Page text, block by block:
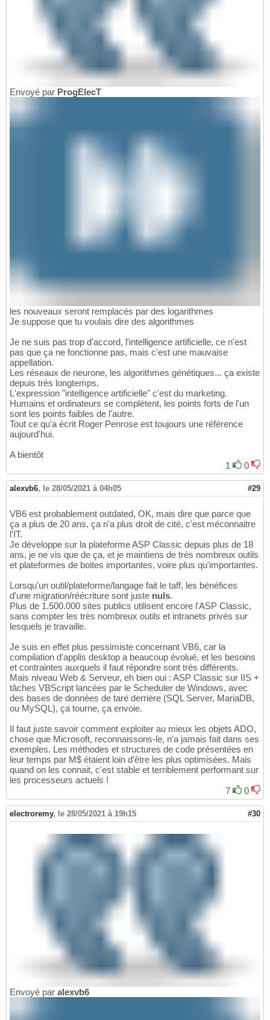
Envoyé par ProgElecT
les nouveaux seront remplacés par des logarithmes
Je suppose que tu voulais dire des algorithmes
Je ne suis pas trop d'accord, l'intelligence artificielle, ce n'est
pas que ça ne fonctionne pas, mais c'est une mauvaise
appellation.
Les réseaux de neurone, les algorithmes génétiques... ça existe
depuis très longtemps.
L'expression "intelligence artificielle" c'est du marketing.
Humains et ordinateurs se complètent, les points forts de l'un
sont les points faibles de l'autre.
Tout ce qu'a écrit Roger Penrose est toujours une référence
aujourd'hui.
A bientôt
1
0
alexvb6, le 28/05/2021 à 04h05 #29
VB6 est probablement outdated, OK, mais dire que parce que
ça a plus de 20 ans, ça n'a plus droit de cité, c'est méconnaitre
l'IT.
Je développe sur la plateforme ASP Classic depuis plus de 18
ans, je ne vis que de ça, et je maintiens de très nombreux outils
et plateformes de boites importantes, voire plus qu'importantes.
Lorsqu'un outil/plateforme/langage fait le taff, les bénéfices
d'une migration/réécriture sont juste nuls.
Plus de 1.500.000 sites publics utilisent encore l'ASP Classic,
sans compter les très nombreux outils et intranets privés sur
lesquels je travaille.
Je suis en effet plus pessimiste concernant VB6, car la
compilation d'applis desktop a beaucoup évolué, et les besoins
et contraintes auxquels il faut répondre sont très différents.
Mais niveau Web & Serveur, eh bien oui : ASP Classic sur IIS +
tâches VBScript lancées par le Scheduler de Windows, avec
des bases de données de taré derrière (SQL Server, MariaDB,
ou MySQL), ça tourne, ça envoie.
Il faut juste savoir comment exploiter au mieux les objets ADO,
chose que Microsoft, reconnaissons-le, n'a jamais fait dans ses
exemples. Les méthodes et structures de code présentées en
leur temps par M$ étaient loin d'être les plus optimisées. Mais
quand on les connait, c'est stable et terriblement performant sur
les processeurs actuels !
7
0
electroremy, le 28/05/2021 à 19h15 #30
Envoyé par alexvb6